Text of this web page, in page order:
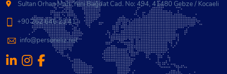
Sultan Orhan Mah. Yeni Bağdat Cad. No: 494, 41480 Gebze / Kocaeli
+90 262 646 23 41
info@personeliz.net